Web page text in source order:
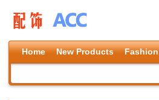
Home New Products Fashion